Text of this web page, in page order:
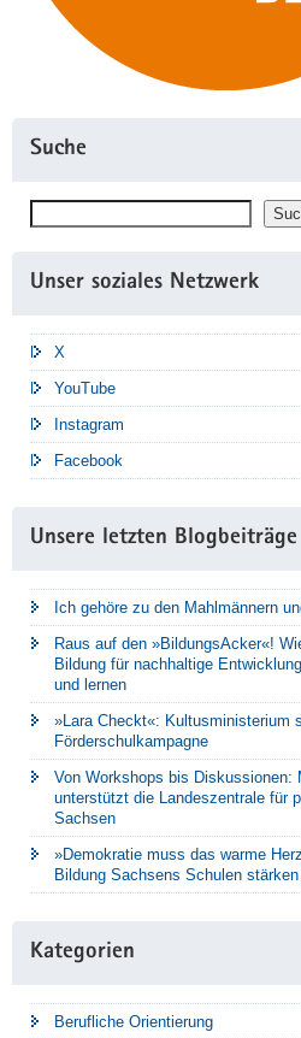
Suche
Unser soziales Netzwerk
X
YouTube
Instagram
Facebook
Unsere letzten Blogbeiträge
Ich gehöre zu den Mahlmännern
Raus auf den »BildungsAcker«!
Bildung für nachhaltige
und lernen
»Lara Checkt«: Kultusministerium
Förderschulkampagne
Von Workshops bis Diskussionen:
unterstützt die Landeszentrale für
Sachsen
»Demokratie muss das warme
Bildung Sachsens Schulen
Kategorien
Berufliche Orientierung